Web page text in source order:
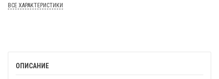
ВСЕ ХАРАКТЕРИСТИКИ
ОПИСАНИЕ